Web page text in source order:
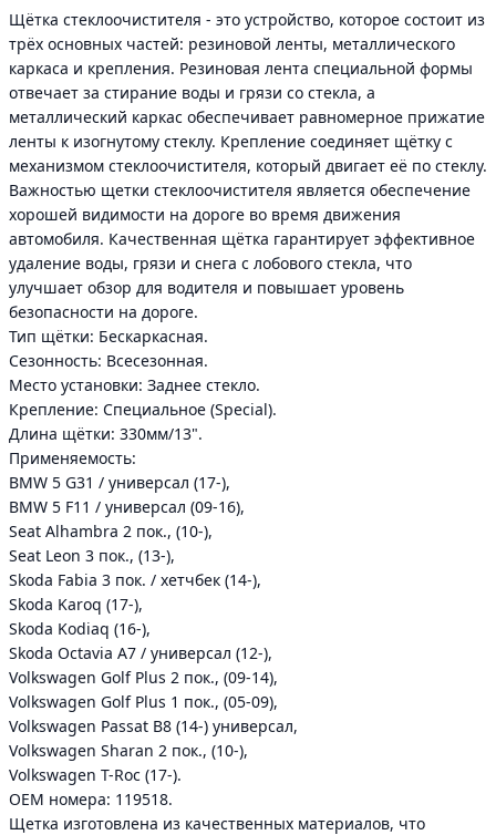
Щётка стеклоочистителя - это устройство, которое состоит из
трёх основных частей: резиновой ленты, металлического
каркаса и крепления. Резиновая лента специальной формы
отвечает за стирание воды и грязи со стекла, а
металлический каркас обеспечивает равномерное прижатие
ленты к изогнутому стеклу. Крепление соединяет щётку с
механизмом стеклоочистителя, который двигает её по стеклу.
Важностью щетки стеклоочистителя является обеспечение
хорошей видимости на дороге во время движения
автомобиля. Качественная щётка гарантирует эффективное
удаление воды, грязи и снега с лобового стекла, что
улучшает обзор для водителя и повышает уровень
безопасности на дороге.
Тип щётки: Бескаркасная.
Сезонность: Всесезонная.
Место установки: Заднее стекло.
Крепление: Специальное (Special).
Длина щётки: 330мм/13".
Применяемость:
BMW 5 G31 / универсал (17-),
BMW 5 F11 / универсал (09-16),
Seat Alhambra 2 пок., (10-),
Seat Leon 3 пок., (13-),
Skoda Fabia 3 пок. / хетчбек (14-),
Skoda Karoq (17-),
Skoda Kodiaq (16-),
Skoda Octavia A7 / универсал (12-),
Volkswagen Golf Plus 2 пок., (09-14),
Volkswagen Golf Plus 1 пок., (05-09),
Volkswagen Passat B8 (14-) универсал,
Volkswagen Sharan 2 пок., (10-),
Volkswagen T-Roc (17-).
ОЕМ номера: 119518.
Щетка изготовлена из качественных материалов, что